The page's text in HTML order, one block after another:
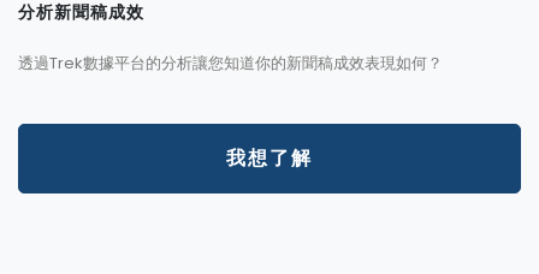
分析新聞稿成效
透過Trek數據平台的分析讓您知道你的新聞稿成效表現如何？
我想了解